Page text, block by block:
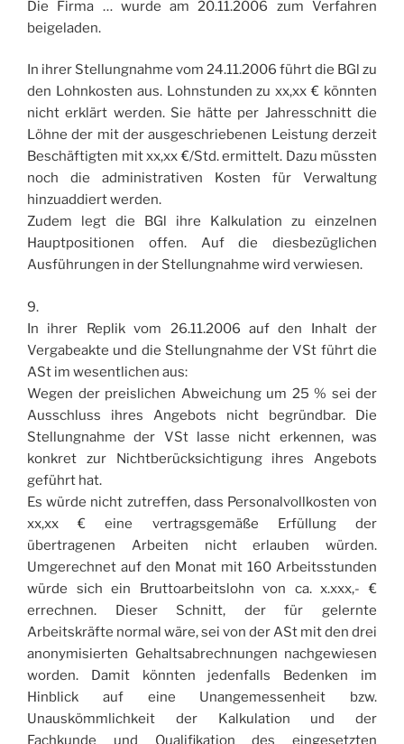
Die Firma … wurde am 20.11.2006 zum Verfahren
beigeladen.
In ihrer Stellungnahme vom 24.11.2006 führt die BGl zu
den Lohnkosten aus. Lohnstunden zu xx,xx € könnten
nicht erklärt werden. Sie hätte per Jahresschnitt die
Löhne der mit der ausgeschriebenen Leistung derzeit
Beschäftigten mit xx,xx €/Std. ermittelt. Dazu müssten
noch die administrativen Kosten für Verwaltung
hinzuaddiert werden.
Zudem legt die BGl ihre Kalkulation zu einzelnen
Hauptpositionen offen. Auf die diesbezüglichen
Ausführungen in der Stellungnahme wird verwiesen.
9.
In ihrer Replik vom 26.11.2006 auf den Inhalt der
Vergabeakte und die Stellungnahme der VSt führt die
ASt im wesentlichen aus:
Wegen der preislichen Abweichung um 25 % sei der
Ausschluss ihres Angebots nicht begründbar. Die
Stellungnahme der VSt lasse nicht erkennen, was
konkret zur Nichtberücksichtigung ihres Angebots
geführt hat.
Es würde nicht zutreffen, dass Personalvollkosten von
xx,xx € eine vertragsgemäße Erfüllung der
übertragenen Arbeiten nicht erlauben würden.
Umgerechnet auf den Monat mit 160 Arbeitsstunden
würde sich ein Bruttoarbeitslohn von ca. x.xxx,- €
errechnen. Dieser Schnitt, der für gelernte
Arbeitskräfte normal wäre, sei von der ASt mit den drei
anonymisierten Gehaltsabrechnungen nachgewiesen
worden. Damit könnten jedenfalls Bedenken im
Hinblick auf eine Unangemessenheit bzw.
Unauskömmlichkeit der Kalkulation und der
Fachkunde und Qualifikation des eingesetzten